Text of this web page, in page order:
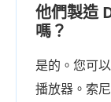
他們製造
嗎？
是的。您可
播放器。索